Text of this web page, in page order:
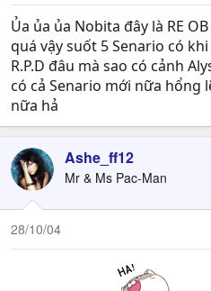
Ủa ủa ủa Nobita đây là RE
quá vậy suốt 5 Senario có
R.P.D đâu mà sao có cảnh
có cả Senario mới nữa hổng
nữa hả
Ashe_ff12
Mr & Ms Pac-Man
28/10/04